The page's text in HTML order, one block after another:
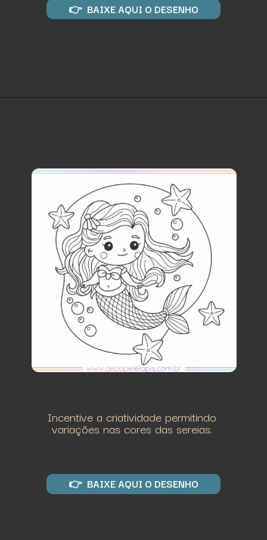
👉 BAIXE AQUI O DESENHO
Incentive a criatividade permitindo
variações nas cores das sereias.
👉 BAIXE AQUI O DESENHO